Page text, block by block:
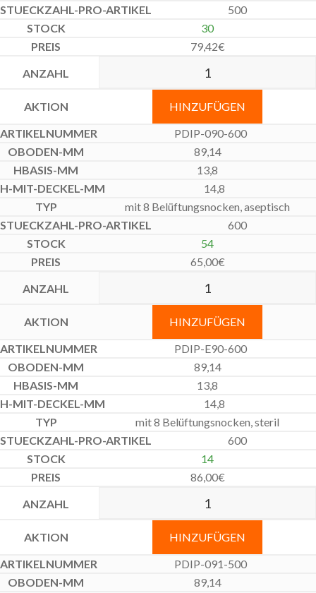
500
30
79,42€
HINZUFÜGEN
PDIP-090-600
89,14
13,8
14,8
mit 8 Belüftungsnocken, aseptisch
600
54
65,00€
HINZUFÜGEN
PDIP-E90-600
89,14
13,8
14,8
mit 8 Belüftungsnocken, steril
600
14
86,00€
HINZUFÜGEN
PDIP-091-500
89,14